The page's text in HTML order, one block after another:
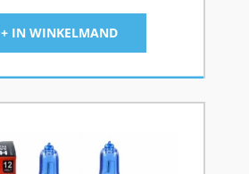
+ IN WINKELMAND